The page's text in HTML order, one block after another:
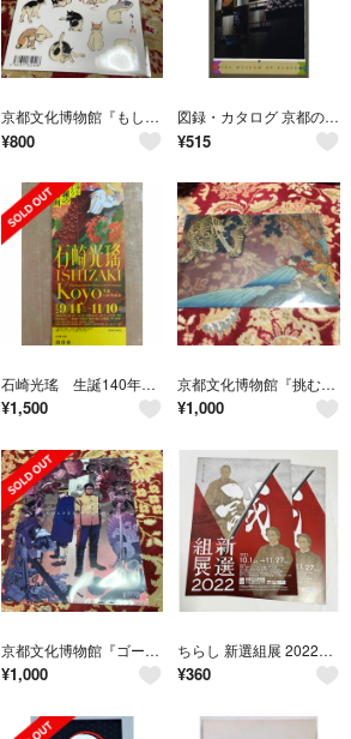
京都文化博物館『もしも猫展』(歌川広重)［猫］シール
¥800
図録・カタログ 京都の歴史と文化 歴史展示案内 歴史展示案内 京都文化博物館 1988年発行
¥515
石崎光瑤 生誕140年記念 招待券1枚 京都文化博物館
¥1,500
京都文化博物館『挑む浮世絵 国芳から芳年へ』展A4クリアファイル
¥1,000
京都文化博物館『ゴールデンカムイ』展A4クリアファイル(第七師団)
¥1,000
ちらし 新選組展 2022年10月1日～開催 京都文化博物館 2枚セット
¥360